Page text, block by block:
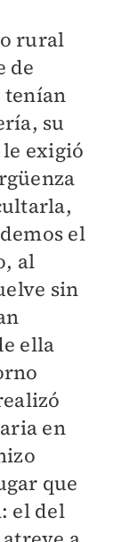
rural
de
tenían
su
exigió
el
al
sin
ella
en
que
el del